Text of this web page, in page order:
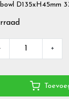
D135xH45mm
+